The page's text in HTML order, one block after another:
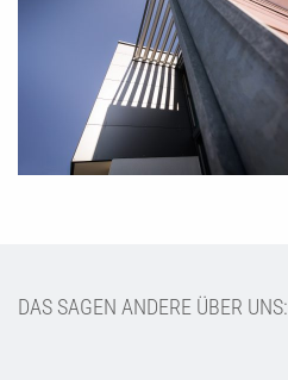
DAS SAGEN ANDERE ÜBER UNS: